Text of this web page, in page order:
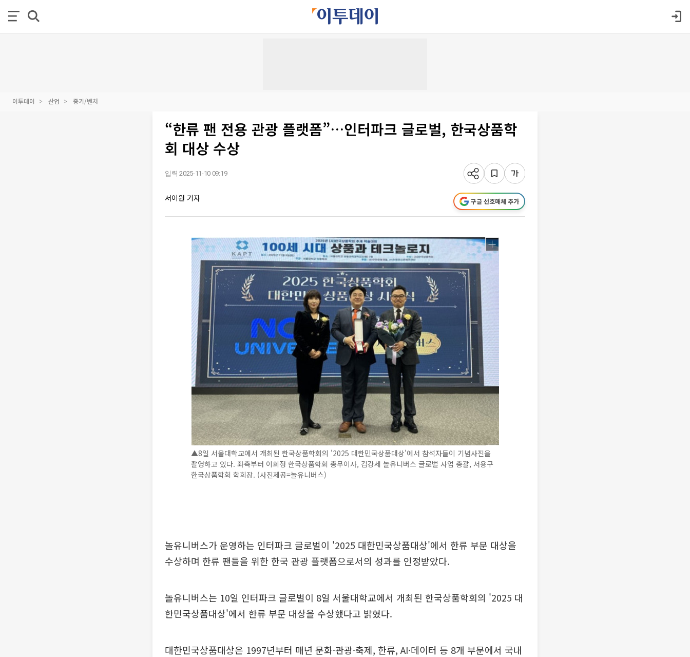
이투데이 산업 중기/벤처
“한류 팬 전용 관광 플랫폼”…인터파크 글로벌, 한국상품학
회 대상 수상
입력 2025-11-10 09:19
서이원 기자 구글 선호매체 추가
▲8일 서울대학교에서 개최된 한국상품학회의 '2025 대한민국상품대상'에서 참석자들이 기념사진을
촬영하고 있다. 좌측부터 이희정 한국상품학회 총무이사, 김강세 놀유니버스 글로벌 사업 총괄, 서용구
한국상품학회 학회장. (사진제공=놀유니버스)
놀유니버스가 운영하는 인터파크 글로벌이 '2025 대한민국상품대상'에서 한류 부문 대상을
수상하며 한류 팬들을 위한 한국 관광 플랫폼으로서의 성과를 인정받았다.
놀유니버스는 10일 인터파크 글로벌이 8일 서울대학교에서 개최된 한국상품학회의 '2025 대
한민국상품대상'에서 한류 부문 대상을 수상했다고 밝혔다.
대한민국상품대상은 1997년부터 매년 문화·관광·축제, 한류, AI·데이터 등 8개 부문에서 국내